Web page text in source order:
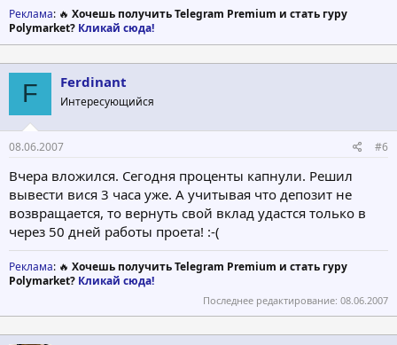
Реклама: 🔥 Хочешь получить Telegram Premium и стать гуру
Polymarket? Кликай сюда!
F Ferdinant
Интересующийся
08.06.2007 #6
Вчера вложился. Сегодня проценты капнули. Решил
вывести вися 3 часа уже. А учитывая что депозит не
возвращается, то вернуть свой вклад удастся только в
через 50 дней работы проета! :-(
Реклама: 🔥 Хочешь получить Telegram Premium и стать гуру
Polymarket? Кликай сюда!
Последнее редактирование: 08.06.2007